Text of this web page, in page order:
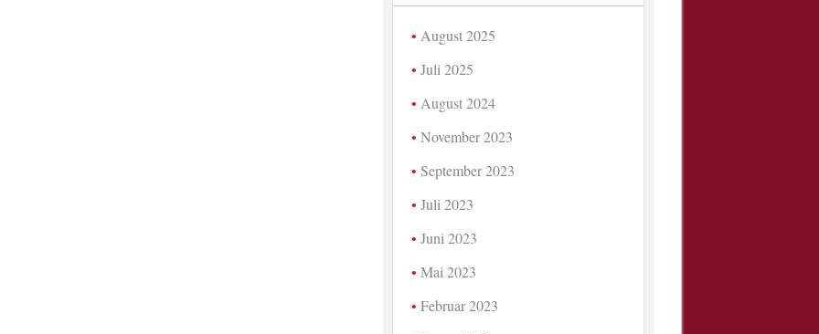
August 2025
Juli 2025
August 2024
November 2023
September 2023
Juli 2023
Juni 2023
Mai 2023
Februar 2023